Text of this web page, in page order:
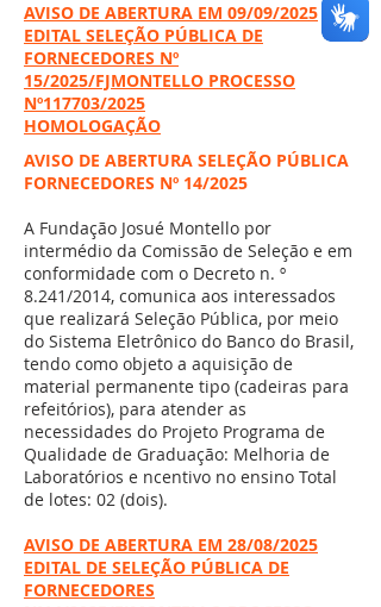
AVISO DE ABERTURA EM 09/09/2025
EDITAL SELEÇÃO PÚBLICA DE
FORNECEDORES Nº
15/2025/FJMONTELLO PROCESSO
Nº117703/2025
HOMOLOGAÇÃO
AVISO DE ABERTURA SELEÇÃO PÚBLICA
FORNECEDORES Nº 14/2025
A Fundação Josué Montello por
intermédio da Comissão de Seleção e em
conformidade com o Decreto n. º
8.241/2014, comunica aos interessados
que realizará Seleção Pública, por meio
do Sistema Eletrônico do Banco do Brasil,
tendo como objeto a aquisição de
material permanente tipo (cadeiras para
refeitórios), para atender as
necessidades do Projeto Programa de
Qualidade de Graduação: Melhoria de
Laboratórios e ncentivo no ensino Total
de lotes: 02 (dois).
AVISO DE ABERTURA EM 28/08/2025
EDITAL DE SELEÇÃO PÚBLICA DE
FORNECEDORES